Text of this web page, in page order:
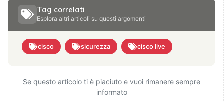
Tag correlati
Esplora altri articoli su questi argomenti
cisco sicurezza cisco live
Se questo articolo ti è piaciuto e vuoi rimanere sempre
informato